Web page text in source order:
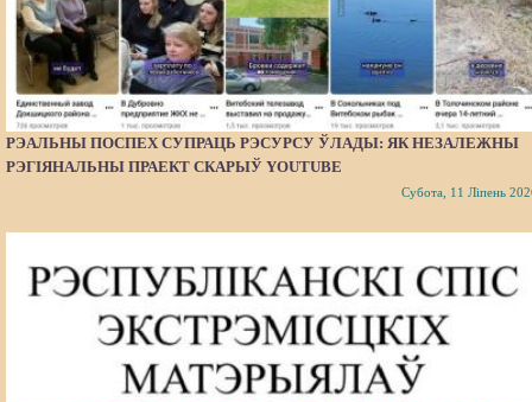
РЭАЛЬНЫ ПОСПЕХ СУПРАЦЬ РЭСУРСУ ЎЛАДЫ: ЯК НЕЗАЛЕЖНЫ
РЭГІЯНАЛЬНЫ ПРАЕКТ СКАРЫЎ YOUTUBE
Субота, 11 Ліпень